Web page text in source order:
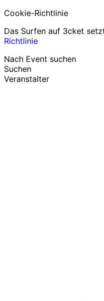
Cookie-Richtlinie
Das Surfen auf 3cket
Richtlinie
Nach Event suchen
Suchen
Veranstalter